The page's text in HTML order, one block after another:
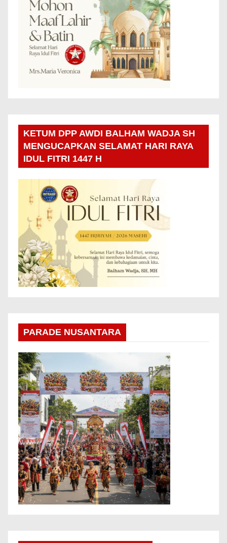
KETUM DPP AWDI BALHAM WADJA SH
MENGUCAPKAN SELAMAT HARI RAYA
IDUL FITRI 1447 H
PARADE NUSANTARA